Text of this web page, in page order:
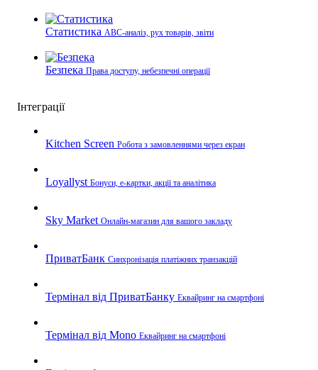
Статистика ABC-аналіз, рух товарів, звіти
Безпека Права доступу, небезпечні операції
Інтеграції
Kitchen Screen Робота з замовленнями через екран
Loyallyst Бонуси, e-картки, акції та аналітика
Sky Market Онлайн-магазин для вашого закладу
ПриватБанк Синхронізація платіжних транзакцій
Термінал від ПриватБанку Еквайринг на смартфоні
Термінал від Mono Еквайринг на смартфоні